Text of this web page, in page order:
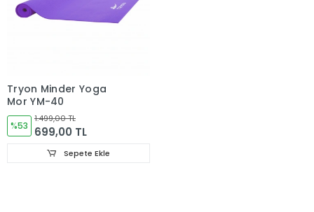
Tryon Minder Yoga
Mor YM-40
%53
1.499,00 TL
699,00 TL
Sepete Ekle